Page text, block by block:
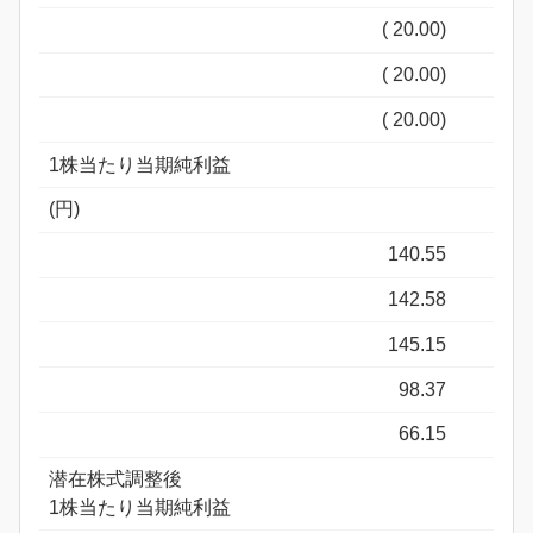
( 20.00)
( 20.00)
( 20.00)
1株当たり当期純利益
(円)
140.55
142.58
145.15
98.37
66.15
潜在株式調整後
1株当たり当期純利益